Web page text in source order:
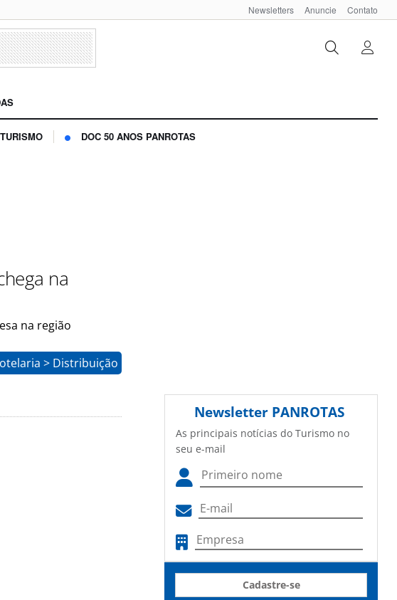
Newsletters Anuncie Contato
DOC 50 ANOS PANROTAS
na
na região
> Distribuição
Newsletter PANROTAS
As principais notícias do Turismo no
seu e-mail
Cadastre-se